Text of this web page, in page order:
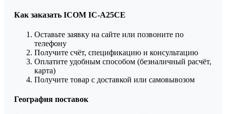
Как заказать ICOM IC-A25CE
Оставьте заявку на сайте или позвоните по
телефону
Получите счёт, спецификацию и консультацию
Оплатите удобным способом (безналичный расчёт,
карта)
Получите товар с доставкой или самовывозом
География поставок